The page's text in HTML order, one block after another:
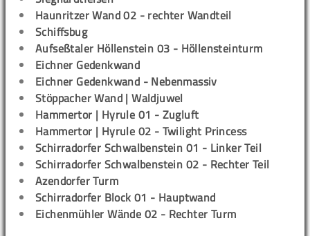
Haunritzer Wand 02 - rechter Wandteil
Schiffsbug
Aufseßtaler Höllenstein 03 - Höllensteinturm
Eichner Gedenkwand
Eichner Gedenkwand - Nebenmassiv
Stöppacher Wand | Waldjuwel
Hammertor | Hyrule 01 - Zugluft
Hammertor | Hyrule 02 - Twilight Princess
Schirradorfer Schwalbenstein 01 - Linker Teil
Schirradorfer Schwalbenstein 02 - Rechter Teil
Azendorfer Turm
Schirradorfer Block 01 - Hauptwand
Eichenmühler Wände 02 - Rechter Turm